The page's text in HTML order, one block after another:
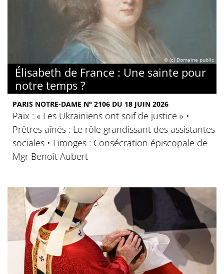
© (c) Domaine public
Élisabeth de France : Une sainte pour
notre temps ?
PARIS NOTRE-DAME N° 2106 DU 18 JUIN 2026
Paix : « Les Ukrainiens ont soif de justice » •
Prêtres aînés : Le rôle grandissant des assistantes
sociales • Limoges : Consécration épiscopale de
Mgr Benoît Aubert